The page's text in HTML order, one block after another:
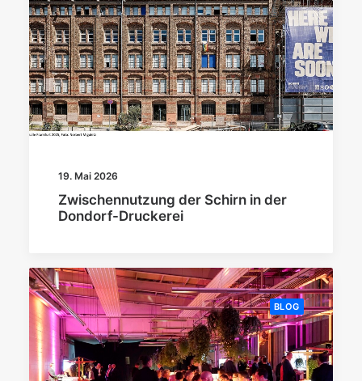
19. Mai 2026
Zwischennutzung der Schirn in der
Dondorf-Druckerei
BLOG